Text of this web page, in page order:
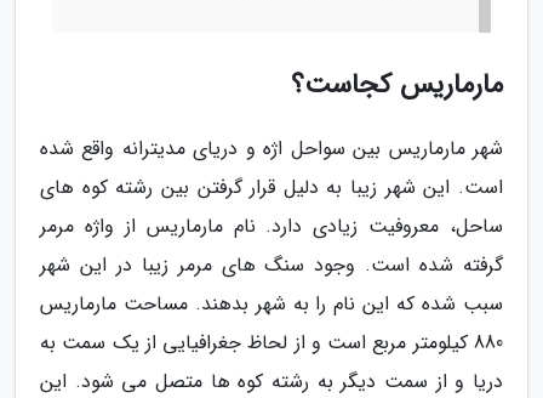
مارماریس کجاست؟
شهر مارماریس بین سواحل اژه و دریای مدیترانه واقع شده
است. این شهر زیبا به دلیل قرار گرفتن بین رشته کوه های
ساحل، معروفیت زیادی دارد. نام مارماریس از واژه مرمر
گرفته شده است. وجود سنگ های مرمر زیبا در این شهر
سبب شده که این نام را به شهر بدهند. مساحت مارماریس
880 کیلومتر مربع است و از لحاظ جغرافیایی از یک سمت به
دریا و از سمت دیگر به رشته کوه ها متصل می شود. این